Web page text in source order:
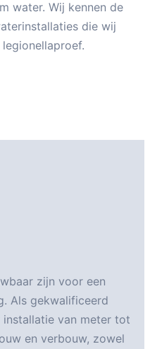
water. Wij kennen de
die wij
zijn voor een
Als gekwalificeerd
van meter tot
en verbouw, zowel